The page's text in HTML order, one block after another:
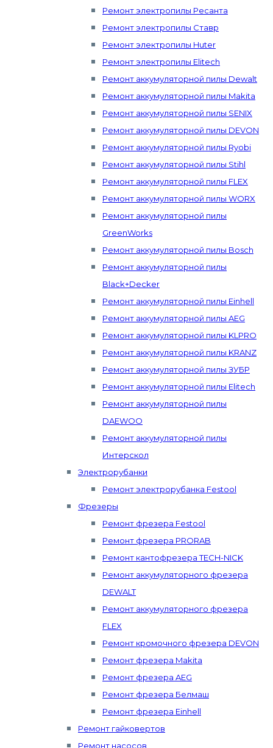
Ремонт электропилы Ресанта
Ремонт электропилы Ставр
Ремонт электропилы Huter
Ремонт электропилы Elitech
Ремонт аккумуляторной пилы Dewalt
Ремонт аккумуляторной пилы Makita
Ремонт аккумуляторной пилы SENIX
Ремонт аккумуляторной пилы DEVON
Ремонт аккумуляторной пилы Ryobi
Ремонт аккумуляторной пилы Stihl
Ремонт аккумуляторной пилы FLEX
Ремонт аккумуляторной пилы WORX
Ремонт аккумуляторной пилы
GreenWorks
Ремонт аккумуляторной пилы Bosch
Ремонт аккумуляторной пилы
Black+Decker
Ремонт аккумуляторной пилы Einhell
Ремонт аккумуляторной пилы AEG
Ремонт аккумуляторной пилы KLPRO
Ремонт аккумуляторной пилы KRANZ
Ремонт аккумуляторной пилы ЗУБР
Ремонт аккумуляторной пилы Elitech
Ремонт аккумуляторной пилы
DAEWOO
Ремонт аккумуляторной пилы
Интерскол
Электрорубанки
Ремонт электрорубанка Festool
Фрезеры
Ремонт фрезера Festool
Ремонт фрезера PRORAB
Ремонт кантофрезера TECH-NICK
Ремонт аккумуляторного фрезера
DEWALT
Ремонт аккумуляторного фрезера
FLEX
Ремонт кромочного фрезера DEVON
Ремонт фрезера Makita
Ремонт фрезера AEG
Ремонт фрезера Белмаш
Ремонт фрезера Einhell
Ремонт гайковертов
Ремонт насосов